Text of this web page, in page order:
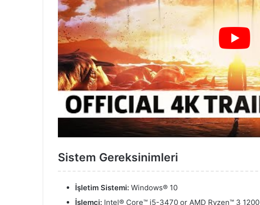
Sistem Gereksinimleri
İşletim Sistemi: Windows® 10
İşlemci: Intel® Core™ i5-3470 or AMD Ryzen™ 3 1200